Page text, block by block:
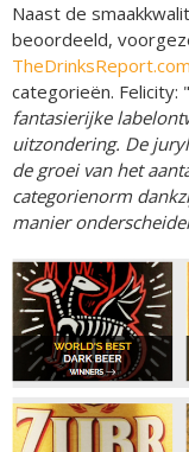
Naast de
beoordeeld,
TheDrinksReport.com
categorieën. Felicity: "
fantasierijke
uitzondering. De
de groei van het
categorienorm
manier